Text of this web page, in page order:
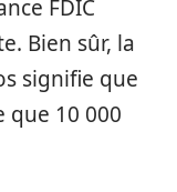
FDIC
Bien sûr, la
signifie que
que 10 000